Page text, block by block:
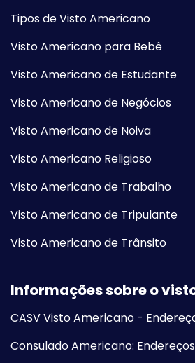
Tipos de Visto Americano
Visto Americano para Bebê
Visto Americano de Estudante
Visto Americano de Negócios
Visto Americano de Noiva
Visto Americano Religioso
Visto Americano de Trabalho
Visto Americano de Tripulante
Visto Americano de Trânsito
Informações sobre o
CASV Visto Americano -
Consulado Americano: